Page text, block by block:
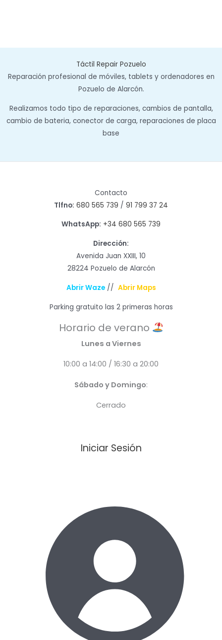
Táctil Repair Pozuelo
Reparación profesional de móviles, tablets y ordenadores en
Pozuelo de Alarcón.
Realizamos todo tipo de reparaciones, cambios de pantalla,
cambio de bateria, conector de carga, reparaciones de placa
base
Contacto
Tlfno: 680 565 739 / 91 799 37 24
WhatsApp: +34 680 565 739
Dirección:
Avenida Juan XXIII, 10
28224 Pozuelo de Alarcón
Abrir Waze// Abrir Maps
Parking gratuito las 2 primeras horas
Horario de verano
Lunes a Viernes
10:00 a 14:00 / 16:30 a 20:00
Sábado y Domingo:
Cerrado
Iniciar Sesión